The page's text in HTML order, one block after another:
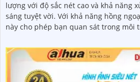
lượng với độ sắc nét cao và khả năng
sáng tuyệt vời. Với khả năng hồng ngoại SMD tối ưu, camera
này cho phép bạn quan sát trong môi